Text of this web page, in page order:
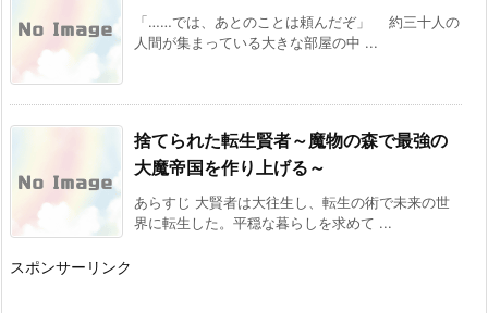
BKブックス：『剣と魔法の世界に行きたいって
言ったよな?剣の魔法じゃなくてさ? ~ギフト
「剣魔法」でゲーム世界を美少女たちと駆け抜
ける~』
[スコ速＠ネット小説まとめ] 2026/08/02 18:00
カクヨム：『スキル無しゴトーさんは最弱のは
ずです！～勇者召喚に巻き込まれたモブサラリ
ーマンの異世界冒険記～』 スターツ出版グラス
トNOVELSから書籍化決定！
[スコ速＠ネット小説まとめ] 2026/08/02 12:00
ドラゴンノベルス：『幼馴染のS級パーティー
から追放された聖獣使い。万能支援魔法と仲間
を増やして最強へ! 5』 などの表紙
「……では、あとのことは頼んだぞ」 約三十人の
人間が集まっている大きな部屋の中 ...
捨てられた転生賢者～魔物の森で最強の
大魔帝国を作り上げる～
あらすじ 大賢者は大往生し、転生の術で未来の世
界に転生した。平穏な暮らしを求めて ...
スポンサーリンク